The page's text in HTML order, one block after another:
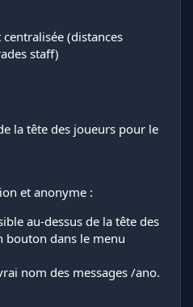
(distances
staff)
la tête des joueurs pour le
et anonyme :
au-dessus de la tête des
bouton dans le menu
nom des messages /ano.